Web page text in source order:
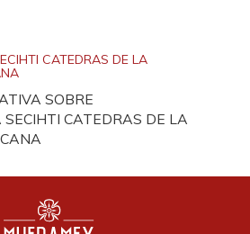
CATEDRAS DE LA
SOBRE
SECIHTI CATEDRAS DE LA